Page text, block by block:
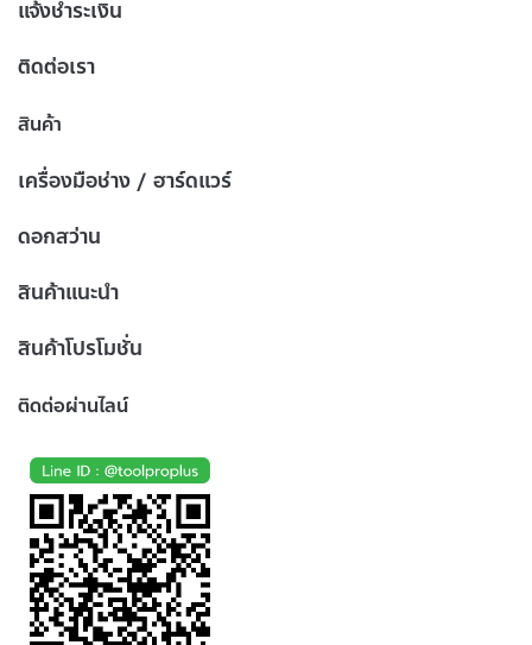
แจ้งชำระเงิน
ติดต่อเรา
สินค้า
เครื่องมือช่าง / ฮาร์ดแวร์
ดอกสว่าน
สินค้าแนะนำ
สินค้าโปรโมชั่น
ติดต่อผ่านไลน์